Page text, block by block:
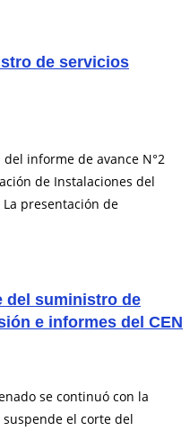
de servicios
informe de avance N°2
de Instalaciones del
presentación de
del suministro de
e informes del CEN
se continuó con la
el corte del